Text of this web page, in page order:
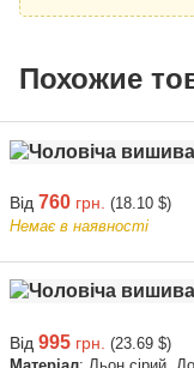
Похожие
Від 760 грн. (18.10 $)
Немає в наявності
Від 995 грн. (23.69 $)